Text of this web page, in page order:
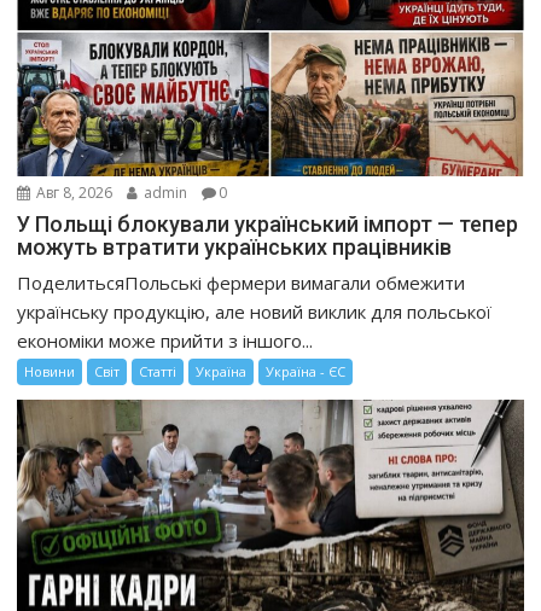
Авг 8, 2026 admin 0
У Польщі блокували український імпорт — тепер
можуть втратити українських працівників
ПоделитьсяПольські фермери вимагали обмежити
українську продукцію, але новий виклик для польської
економіки може прийти з іншого...
Новини Світ Статті Україна Україна - ЄС